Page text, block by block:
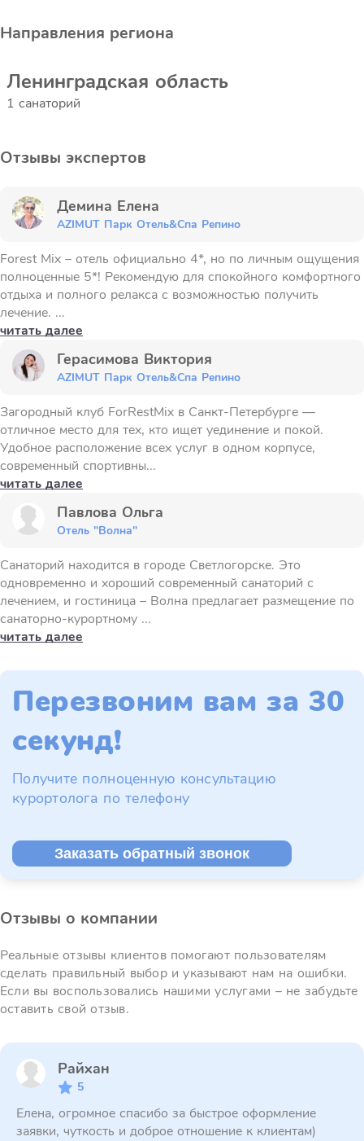
Направления региона
Ленинградская область
1 санаторий
Отзывы экспертов
Демина Елена
AZIMUT Парк Отель&Спа Репино
Forest Mix – отель официально 4*, но по личным ощущения
полноценные 5*! Рекомендую для спокойного комфортного
отдыха и полного релакса с возможностью получить
лечение. ...
читать далее
Герасимова Виктория
AZIMUT Парк Отель&Спа Репино
Загородный клуб ForRestMix в Санкт-Петербурге —
отличное место для тех, кто ищет уединение и покой.
Удобное расположение всех услуг в одном корпусе,
современный спортивны...
читать далее
Павлова Ольга
Отель "Волна"
Санаторий находится в городе Светлогорске. Это
одновременно и хороший современный санаторий с
лечением, и гостиница – Волна предлагает размещение по
санаторно-курортному ...
читать далее
Перезвоним вам за 30
секунд!
Получите полноценную консультацию
курортолога по телефону
Заказать обратный звонок
Отзывы о компании
Реальные отзывы клиентов помогают пользователям
сделать правильный выбор и указывают нам на ошибки.
Если вы воспользовались нашими услугами – не забудьте
оставить свой отзыв.
Райхан
5
Елена, огромное спасибо за быстрое оформление
заявки, чуткость и доброе отношение к клиентам)